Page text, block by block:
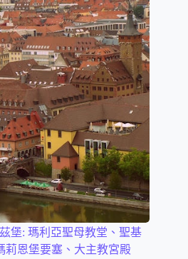
堡: 瑪利亞聖母教堂、聖基
莉恩堡要塞、大主教宮殿